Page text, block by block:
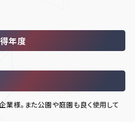
年度
様。また公園や庭園も良く使用して